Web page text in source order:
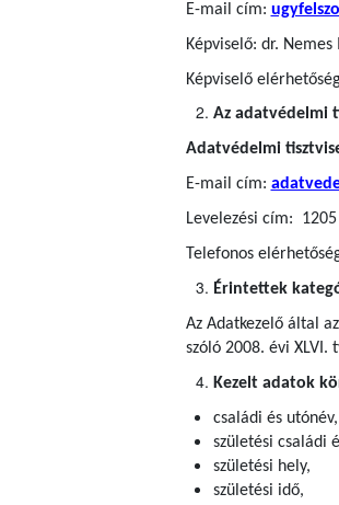
E-mail cím:
Képviselő: dr.
Képviselő
Az adatvédelmi
Adatvédelmi
E-mail cím:
Levelezési cím:
Telefonos
Érintettek
Az Adatkezelő által
szóló 2008. évi XLVI.
Kezelt adatok
családi és utónév,
születési családi
születési hely,
születési idő,